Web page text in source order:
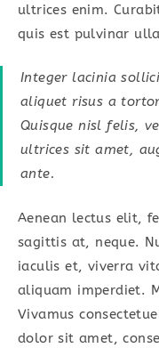
ultrices enim.
quis est pulvinar
Integer lacinia
aliquet risus a
Quisque nisl felis,
ultrices sit amet,
ante.
Aenean lectus elit,
sagittis at, neque.
iaculis et, viverra
aliquam imperdiet.
Vivamus
dolor sit amet,